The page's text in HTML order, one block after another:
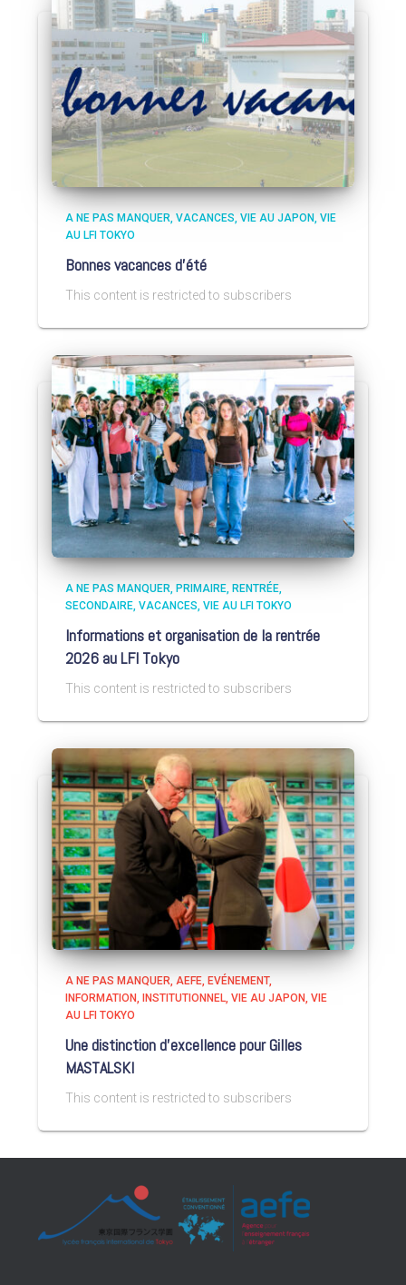
A NE PAS MANQUER VACANCES VIE AU JAPON VIE
AU LFI TOKYO
Bonnes vacances d’été
This content is restricted to subscribers
A NE PAS MANQUER PRIMAIRE RENTRÉE
SECONDAIRE VACANCES VIE AU LFI TOKYO
Informations et organisation de la rentrée
2026 au LFI Tokyo
This content is restricted to subscribers
A NE PAS MANQUER AEFE EVÉNEMENT
INFORMATION
INSTITUTIONNEL VIE AU JAPON VIE
AU LFI TOKYO
Une distinction d’excellence pour Gilles
MASTALSKI
This content is restricted to subscribers